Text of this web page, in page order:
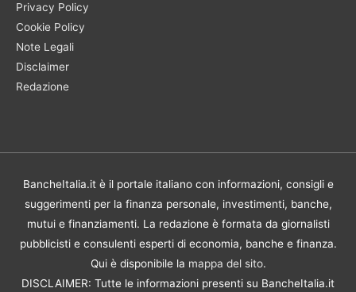
Privacy Policy
Cookie Policy
Note Legali
Disclaimer
Redazione
BancheItalia.it è il portale italiano con informazioni, consigli e
suggerimenti per la finanza personale, investimenti, banche,
mutui e finanziamenti. La redazione è formata da giornalisti
pubblicisti e consulenti esperti di economia, banche e finanza.
Qui è disponibile la mappa del sito.
DISCLAIMER: Tutte le informazioni presenti su BancheItalia.it